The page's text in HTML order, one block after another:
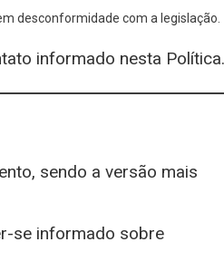
desconformidade com a legislação.
informado nesta Política.
sendo a versão mais
se informado sobre